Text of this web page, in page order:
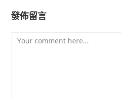
發佈留言
Comment